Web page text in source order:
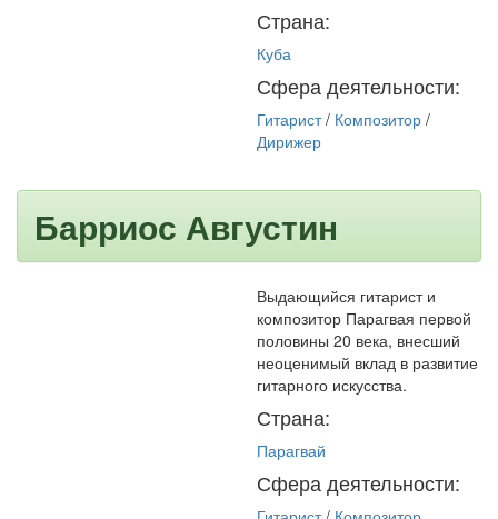
Страна:
Куба
Сфера деятельности:
Гитарист/ Композитор /
Дирижер
Барриос Августин
Выдающийся гитарист и
композитор Парагвая первой
половины 20 века, внесший
неоценимый вклад в развитие
гитарного искусства.
Страна:
Парагвай
Сфера деятельности: